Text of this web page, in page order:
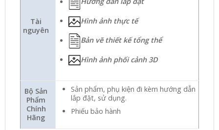
Tài
nguyên
Hình ảnh thực tế
Bản vẽ thiết kế tổng thể
Hình ảnh phối cảnh 3D
Bộ Sản
Phẩm
Chính
Hãng
Sản phẩm, phụ kiện đi kèm hướng dẫn
lắp đặt, sử dụng.
Phiếu bảo hành